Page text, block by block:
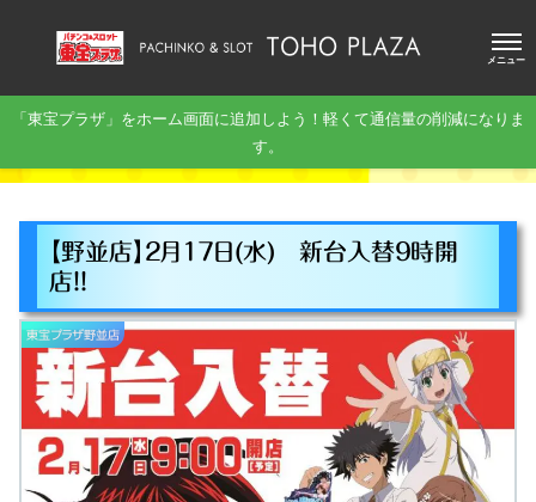
メニュー
「東宝プラザ」をホーム画面に追加しよう！軽くて通信量の削減になりま
す。
【野並店】２月１７日(水) 新台入替９時開
店！！
東宝プラザ野並店